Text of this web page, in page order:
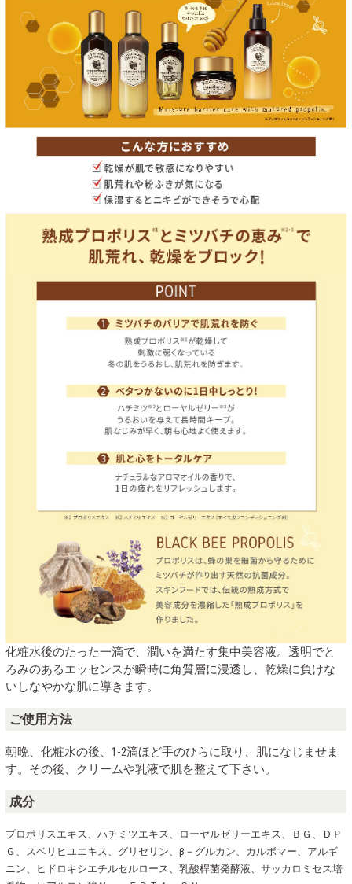
化粧水後のたった一滴で、潤いを満たす集中美容液。透明でと
ろみのあるエッセンスが瞬時に角質層に浸透し、乾燥に負けな
いしなやかな肌に導きます。
ご使用方法
朝晩、化粧水の後、1-2滴ほど手のひらに取り、肌になじませま
す。その後、クリームや乳液で肌を整えて下さい。
成分
プロポリスエキス、ハチミツエキス、ローヤルゼリーエキス、ＢＧ、ＤＰ
Ｇ、スベリヒユエキス、グリセリン、β－グルカン、カルボマー、アルギ
ニン、ヒドロキシエチルセルロース、乳酸桿菌発酵液、サッカロミセス培